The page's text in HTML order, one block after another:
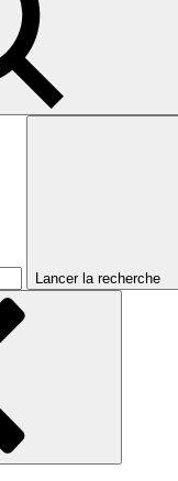
Lancer la recherche